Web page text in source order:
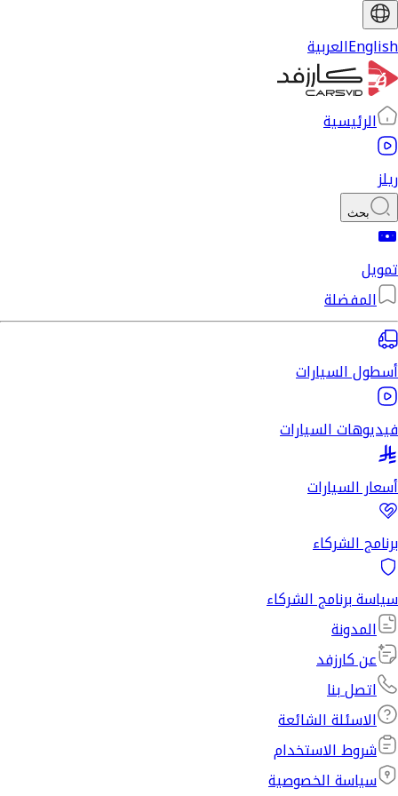
Englishالعربية
الرئيسية
ريلز
بحث
تمويل
المفضلة
أسطول السيارات
فيديوهات السيارات
أسعار السيارات
برنامج الشركاء
سياسة برنامج الشركاء
المدونة
عن كارزفد
اتصل بنا
الاسئلة الشائعة
شروط الاستخدام
سياسة الخصوصية